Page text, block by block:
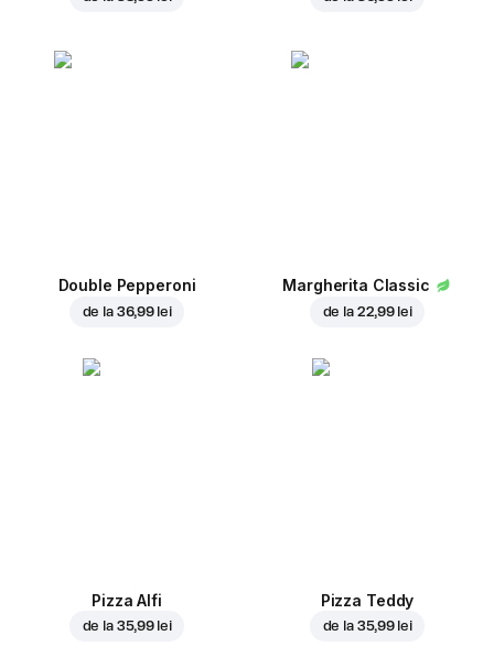
Double Pepperoni
de la 36,99 lei
Margherita Classic
de la 22,99 lei
Pizza Alfi
de la 35,99 lei
Pizza Teddy
de la 35,99 lei